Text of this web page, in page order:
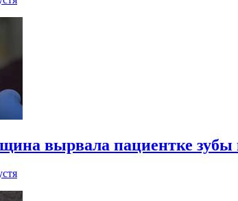
вырвала пациентке зубы